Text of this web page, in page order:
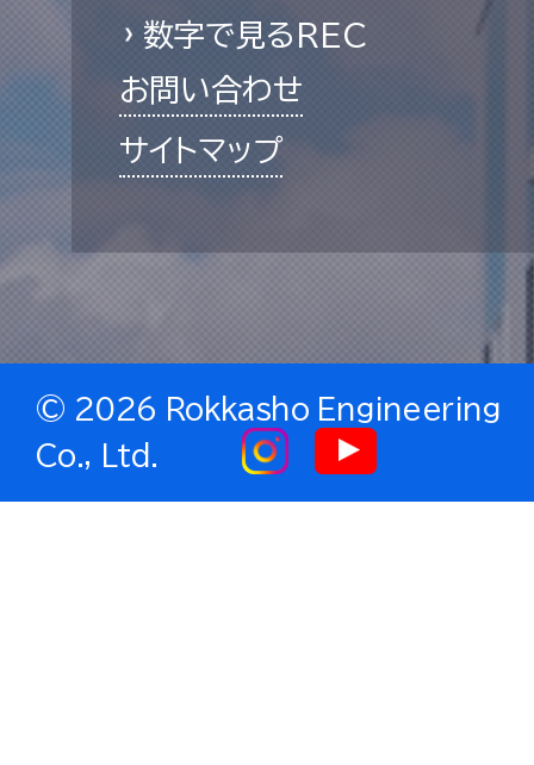
数字で見るREC
お問い合わせ
サイトマップ
© 2026 Rokkasho Engineering
Co., Ltd.